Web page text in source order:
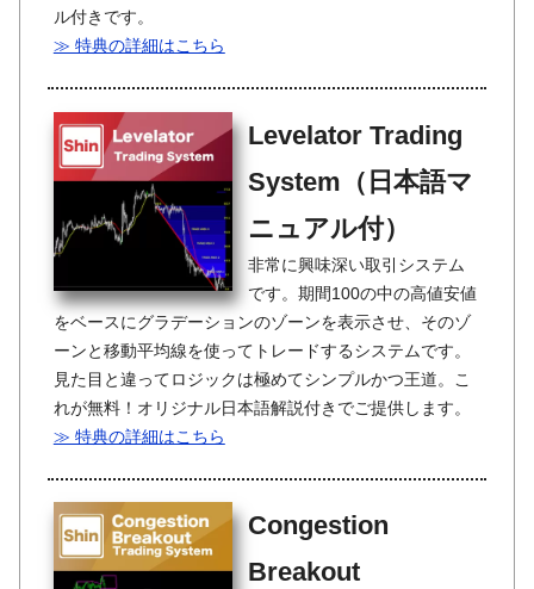
ル付きです。
≫ 特典の詳細はこちら
Levelator Trading
System（日本語マ
ニュアル付）
非常に興味深い取引システム
です。期間100の中の高値安値
をベースにグラデーションのゾーンを表示させ、そのゾ
ーンと移動平均線を使ってトレードするシステムです。
見た目と違ってロジックは極めてシンプルかつ王道。こ
れが無料！オリジナル日本語解説付きでご提供します。
≫ 特典の詳細はこちら
Congestion
Breakout